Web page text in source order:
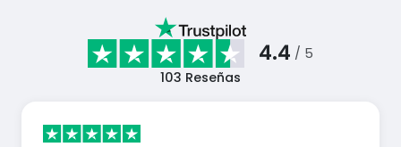
4.4 / 5
103 Reseñas